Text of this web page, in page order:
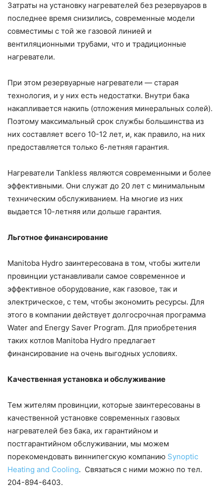
Затраты на установку нагревателей без резервуаров в
последнее время снизились, современные модели
совместимы с той же газовой линией и
вентиляционными трубами, что и традиционные
нагреватели.
При этом резервуарные нагреватели — старая
технология, и у них есть недостатки. Внутри бака
накапливается накипь (отложения минеральных солей).
Поэтому максимальный срок службы большинства из
них составляет всего 10-12 лет, и, как правило, на них
предоставляется только 6-летняя гарантия.
Нагреватели Tankless являются современными и более
эффективными. Они служат до 20 лет с минимальным
техническим обслуживанием. На многие из них
выдается 10-летняя или дольше гарантия.
Льготное финансирование
Manitoba Hydro заинтересована в том, чтобы жители
провинции устанавливали самое современное и
эффективное оборудование, как газовое, так и
электрическое, с тем, чтобы экономить ресурсы. Для
этого в компании действует долгосрочная программа
Water and Energy Saver Program. Для приобретения
таких котлов Manitoba Hydro предлагает
финансирование на очень выгодных условиях.
Качественная установка и обслуживание
Тем жителям провинции, которые заинтересованы в
качественной установке современных газовых
нагревателей без бака, их гарантийном и
постгарантийном обслуживании, мы можем
порекомендовать виннипегскую компанию Synoptic
Heating and Cooling. Связаться с ними можно по тел.
204-894-6403.